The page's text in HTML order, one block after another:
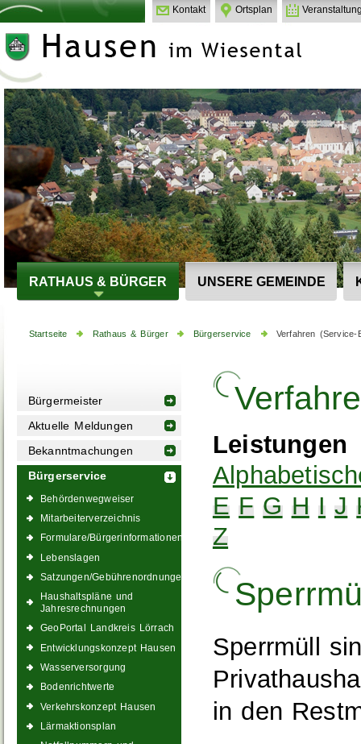
Kontakt Ortsplan
RATHAUS & BÜRGER UNSERE GEMEINDE
Startseite Rathaus & Bürger Bürgerservice Verfahren (Service-
Bürgermeister
Aktuelle Meldungen
Bekanntmachungen
Bürgerservice
Behördenwegweiser
Mitarbeiterverzeichnis
Formulare/Bürgerinformationen
Lebenslagen
Satzungen/Gebührenordnungen
Haushaltspläne und
Jahresrechnungen
GeoPortal Landkreis Lörrach
Entwicklungskonzept Hausen
Wasserversorgung
Bodenrichtwerte
Verkehrskonzept Hausen
Lärmaktionsplan
Leistungen
E F G H I J
Z
Sperrmüll
in den